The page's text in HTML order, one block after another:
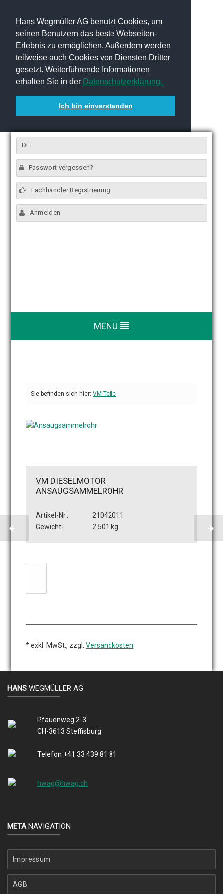
Hans Wegmüller AG benutzt Cookies, um
seinen Benutzern das beste Webseiten-
Erlebnis zu ermöglichen. Außerdem werden
teilweise auch Cookies von Diensten Dritter
gesetzt. Weiterführende Informationen
erhalten Sie in der Datenschutzerklärung.
Ich bin einverstanden
DE
Passwort vergessen?
Fachhändler Registrierung
Anmelden
MENU
Sie befinden sich hier:VM Teile
VM DIESELMOTOR
ANSAUGSAMMELROHR
Artikel-Nr.:
21042011
Gewicht:
2.501 kg
* exkl. MwSt., zzgl.Versandkosten
HANS WEGMÜLLER AG
Pfauenweg 2-3
CH-3613 Steffisburg
Telefon +41 33 439 81 81
hwag@hwag.ch
META NAVIGATION
Impressum
AGB